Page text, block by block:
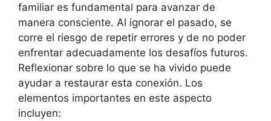
familiar es fundamental para avanzar de
manera consciente. Al ignorar el pasado, se
corre el riesgo de repetir errores y de no poder
enfrentar adecuadamente los desafíos futuros.
Reflexionar sobre lo que se ha vivido puede
ayudar a restaurar esta conexión. Los
elementos importantes en este aspecto
incluyen: